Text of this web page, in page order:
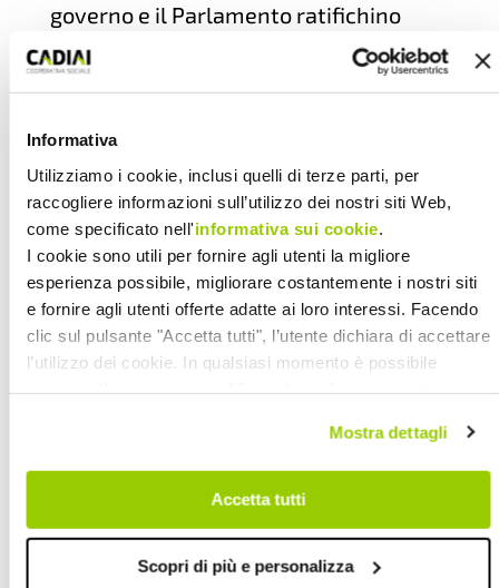
Informativa
Utilizziamo i cookie, inclusi quelli di terze parti, per
raccogliere informazioni sull’utilizzo dei nostri siti Web,
come specificato nell'informativa sui cookie
I cookie sono utili per fornire agli utenti la migliore
esperienza possibile, migliorare costantemente i nostri siti
e fornire agli utenti offerte adatte ai loro interessi. Facendo
clic sul pulsante "Accetta tutti", l’utente dichiara di accettare
l’utilizzo dei cookie. In qualsiasi momento è possibile
su "Scopri di più e personalizza". Chiudendo questa
informativa con l’apposito tasto in alto a destra continui
Mostra dettagli
Accetta tutti
Scopri di più e personalizza
governo e il Parlamento ratifichino
quanto prima e diano concreta
attuazione ai trattati, alle convenzioni
comunitarie in materia di lotta alla
corruzione nonché alle norme,
introdotte con la legge Finanziaria del
2007, per la confisca e l’uso sociale dei
beni sottratti ai corrotti.
Clicca quiper accedere per firmare
anche tu.
(Fonte:www.libera.it)